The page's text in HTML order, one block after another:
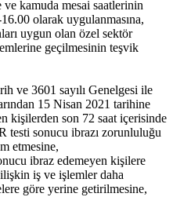
kamuda mesai saatlerinin
olarak uygulanmasına,
uygun olan özel sektör
geçilmesinin teşvik
ve 3601 sayılı Genelgesi ile
15 Nisan 2021 tarihine
kişilerden son 72 saat içerisinde
testi sonucu ibrazı zorunluluğu
etmesine,
ibraz edemeyen kişilere
iş ve işlemler daha
göre yerine getirilmesine,